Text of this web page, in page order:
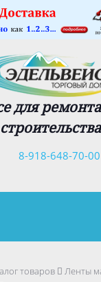
для ремонта
8-918-648-70-00
товаров
Ленты